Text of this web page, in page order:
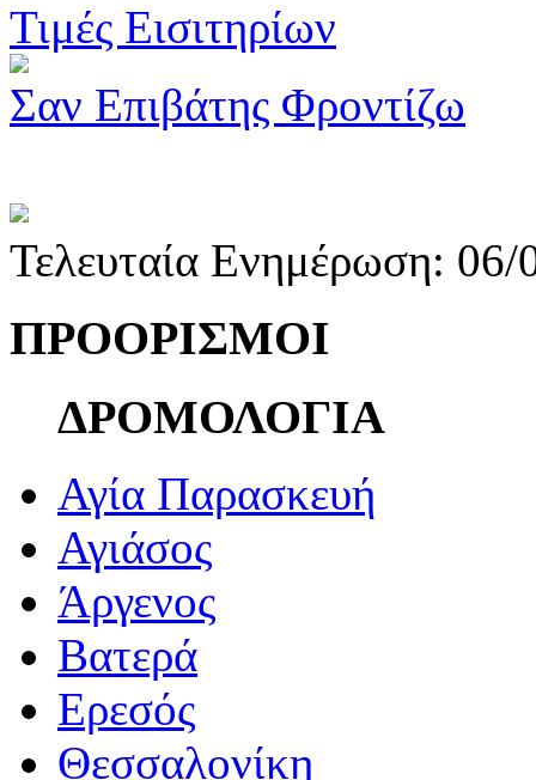
Τιμές Εισιτηρίων
Σαν Επιβάτης Φροντίζω
Τελευταία Ενημέρωση:
ΠΡΟΟΡΙΣΜΟΙ
ΔΡΟΜΟΛΟΓΙΑ
Αγία Παρασκευή
Αγιάσος
Άργενος
Βατερά
Ερεσός
Θεσσαλονίκη